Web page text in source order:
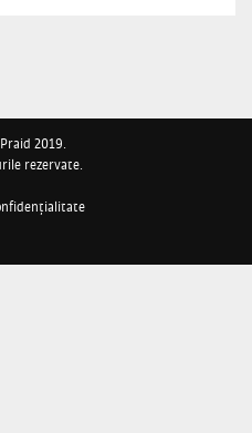
2019.
rezervate.